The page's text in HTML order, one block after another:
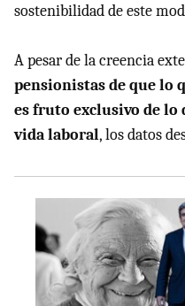
sostenibilidad de este
A pesar de la creencia
pensionistas de que lo
es fruto exclusivo de
vida laboral, los datos